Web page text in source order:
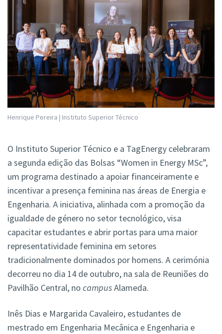
Henrique Pereira | Instituto Superior Técnico
O Instituto Superior Técnico e a TagEnergy celebraram
a segunda edição das Bolsas “Women in Energy MSc”,
um programa destinado a apoiar financeiramente e
incentivar a presença feminina nas áreas de Energia e
Engenharia. A iniciativa, alinhada com a promoção da
igualdade de género no setor tecnológico, visa
capacitar estudantes e abrir portas para uma maior
representatividade feminina em setores
tradicionalmente dominados por homens. A cerimónia
decorreu no dia 14 de outubro, na sala de Reuniões do
Pavilhão Central, no campusAlameda.
Inês Dias e Margarida Cavaleiro, estudantes de
mestrado em Engenharia Mecânica e Engenharia e